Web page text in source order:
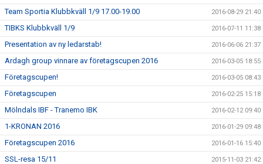
Team Sportia Klubbkväll 1/9 17.00-19.00 2016-08-29 21:40
TIBKS Klubbkväll 1/9 2016-07-11 11:38
Presentation av ny ledarstab! 2016-06-06 21:37
Ardagh group vinnare av företagscupen 2016 2016-03-05 18:55
Företagscupen! 2016-03-05 08:43
Företagscupen 2016-02-25 15:18
Mölndals IBF - Tranemo IBK 2016-02-12 09:40
1-KRONAN 2016 2016-01-29 09:48
Företagscupen 2016 2016-01-16 15:40
SSL-resa 15/11 2015-11-03 21:42